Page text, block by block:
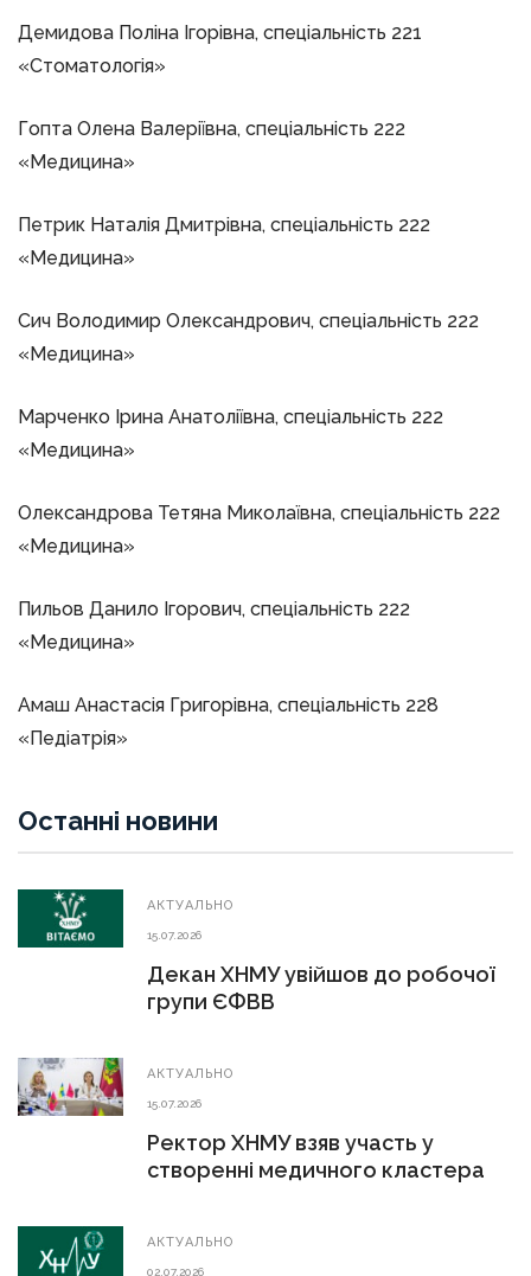
Демидова Поліна Ігорівна, спеціальність 221
«Стоматологія»
Гопта Олена Валеріївна, спеціальність 222
«Медицина»
Петрик Наталія Дмитрівна, спеціальність 222
«Медицина»
Сич Володимир Олександрович, спеціальність 222
«Медицина»
Марченко Ірина Анатоліївна, спеціальність 222
«Медицина»
Олександрова Тетяна Миколаївна, спеціальність 222
«Медицина»
Пильов Данило Ігорович, спеціальність 222
«Медицина»
Амаш Анастасія Григорівна, спеціальність 228
«Педіатрія»
Останні новини
АКТУАЛЬНО
15.07.2026
Декан ХНМУ увійшов до робочої
групи ЄФВВ
АКТУАЛЬНО
15.07.2026
Ректор ХНМУ взяв участь у
створенні медичного кластера
АКТУАЛЬНО
02.07.2026